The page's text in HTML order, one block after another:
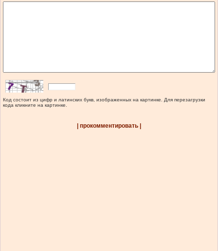
Код состоит из цифр и латинских букв, изображенных на картинке. Для перезагрузки
кода кликните на картинке.
| прокомментировать |